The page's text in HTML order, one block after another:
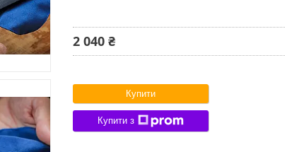
2 040 ₴
Купити
Купити з